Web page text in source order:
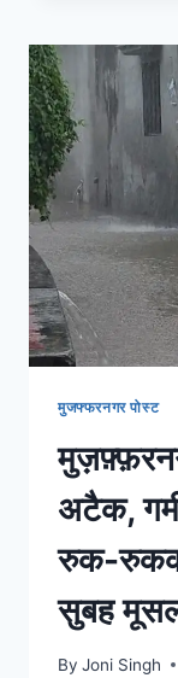
मुजफ्फरनगर पोस्ट
अटैक,
रुक-
सुबह
By Joni Singh